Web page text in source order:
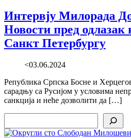
Интервју Милорада
Новости пред
Санкт Петербургу
<03.06.2024
Република Српска Босне и
сарадњу са Русијом у условима
санкција и неће дозволити да […]